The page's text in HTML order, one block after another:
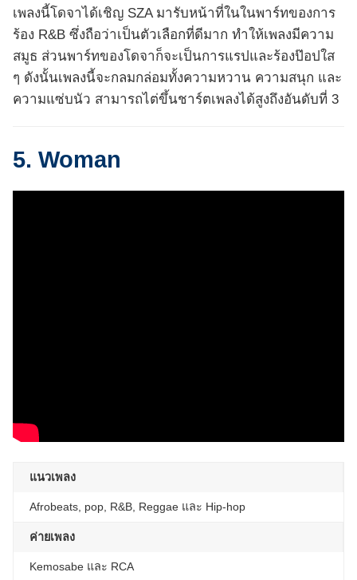
เพลงนี้โดจาได้เชิญ SZA มารับหน้าที่ในในพาร์ทของการ
ร้อง R&B ซึ่งถือว่าเป็นตัวเลือกที่ดีมาก ทำให้เพลงมีความ
สมูธ ส่วนพาร์ทของโดจาก็จะเป็นการแรปและร้องป๊อปใส
ๆ ดังนั้นเพลงนี้จะกลมกล่อมทั้งความหวาน ความสนุก และ
ความแซ่บนัว สามารถไต่ขึ้นชาร์ตเพลงได้สูงถึงอันดับที่ 3
5. Woman
แนวเพลง
Afrobeats, pop, R&B, Reggae และ Hip-hop
ค่ายเพลง
Kemosabe และ RCA